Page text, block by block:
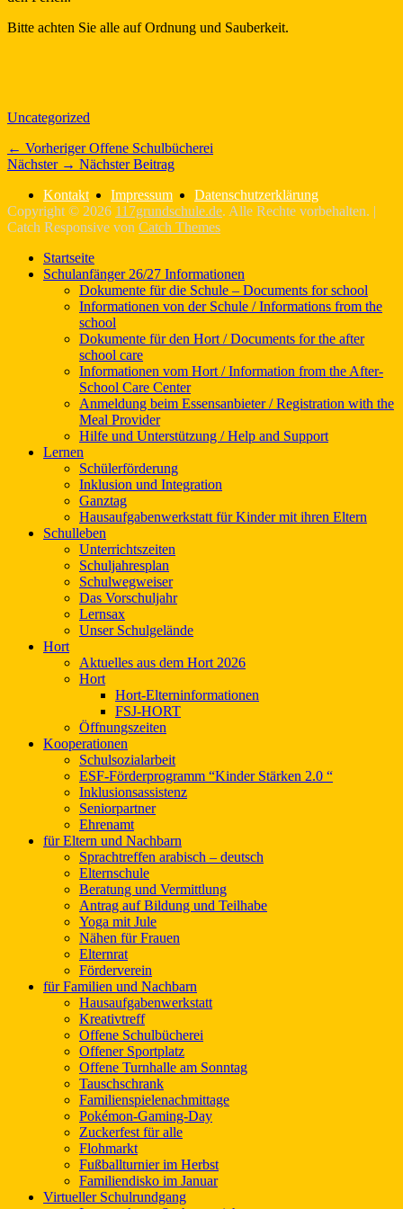
Bitte achten Sie alle auf Ordnung und Sauberkeit.
Kategorien
Uncategorized
Beitragsnavigation
← Vorheriger Vorheriger
Beitrag:
Offene Schulbücherei
Nächster → Nächster
Nächster Beitrag
Kontakt
Impressum
Datenschutzerklärung
Copyright © 2026 117grundschule.de. Alle Rechte vorbehalten. |
Catch Responsive von Catch Themes
oben
scrollen
Startseite
Schulanfänger 26/27 Informationen
Dokumente für die Schule – Documents for school
Informationen von der Schule / Informations from the
school
Dokumente für den Hort / Documents for the after
school care
Informationen vom Hort / Information from the After-
School Care Center
Anmeldung beim Essensanbieter / Registration with the
Meal Provider
Hilfe und Unterstützung / Help and Support
Lernen
Schülerförderung
Inklusion und Integration
Ganztag
Hausaufgabenwerkstatt für Kinder mit ihren Eltern
Schulleben
Unterrichtszeiten
Schuljahresplan
Schulwegweiser
Das Vorschuljahr
Lernsax
Unser Schulgelände
Hort
Aktuelles aus dem Hort 2026
Hort
Hort-Elterninformationen
FSJ-HORT
Öffnungszeiten
Kooperationen
Schulsozialarbeit
ESF-Förderprogramm “Kinder Stärken 2.0 “
Inklusionsassistenz
Seniorpartner
Ehrenamt
für Eltern und Nachbarn
Sprachtreffen arabisch – deutsch
Elternschule
Beratung und Vermittlung
Antrag auf Bildung und Teilhabe
Yoga mit Jule
Nähen für Frauen
Elternrat
Förderverein
für Familien und Nachbarn
Hausaufgabenwerkstatt
Kreativtreff
Offene Schulbücherei
Offener Sportplatz
Offene Turnhalle am Sonntag
Tauschschrank
Familienspielenachmittage
Pokémon-Gaming-Day
Zuckerfest für alle
Flohmarkt
Fußballturnier im Herbst
Familiendisko im Januar
Virtueller Schulrundgang